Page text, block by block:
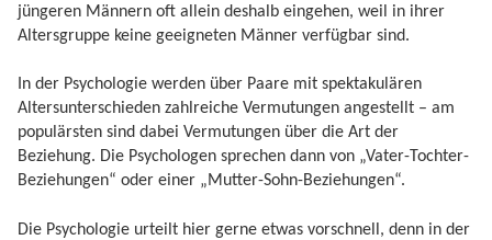
jüngeren Männern oft allein deshalb eingehen, weil in ihrer
Altersgruppe keine geeigneten Männer verfügbar sind.
In der Psychologie werden über Paare mit spektakulären
Altersunterschieden zahlreiche Vermutungen angestellt – am
populärsten sind dabei Vermutungen über die Art der
Beziehung. Die Psychologen sprechen dann von „Vater-Tochter-
Beziehungen“ oder einer „Mutter-Sohn-Beziehungen“.
Die Psychologie urteilt hier gerne etwas vorschnell, denn in der